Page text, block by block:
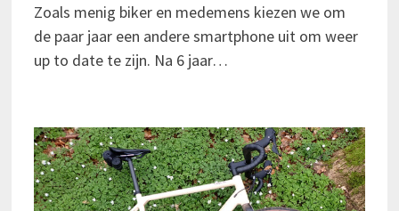
Zoals menig biker en medemens kiezen we om
de paar jaar een andere smartphone uit om weer
up to date te zijn. Na 6 jaar…